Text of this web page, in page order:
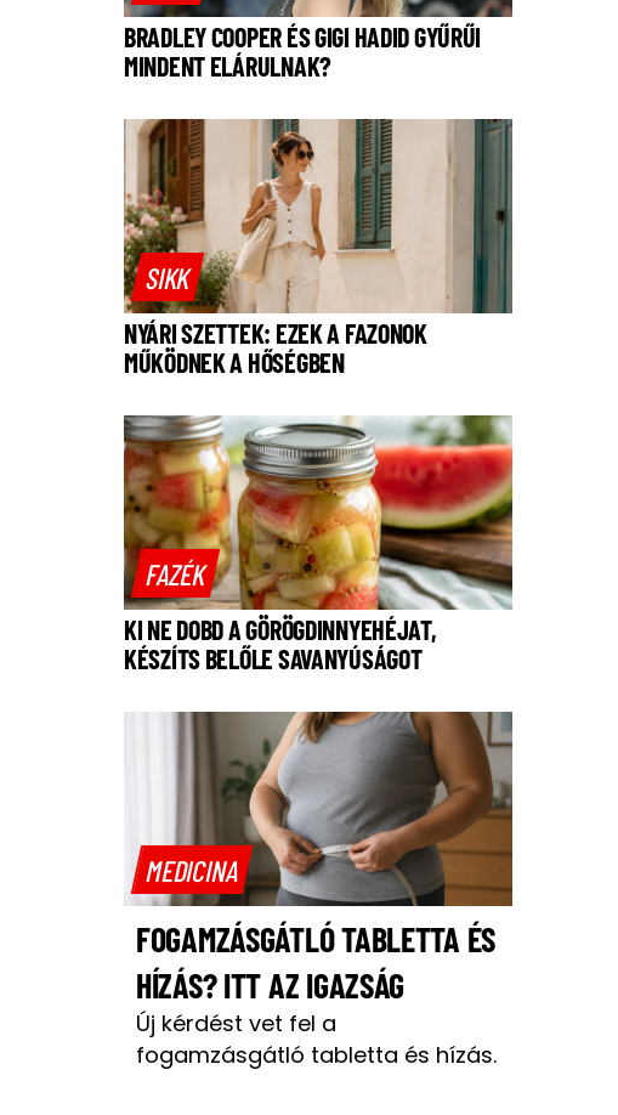
BRADLEY COOPER ÉS GIGI HADID GYŰRŰI
MINDENT ELÁRULNAK?
SIKK
NYÁRI SZETTEK: EZEK A FAZONOK
MŰKÖDNEK A HŐSÉGBEN
FAZÉK
KI NE DOBD A GÖRÖGDINNYEHÉJAT,
KÉSZÍTS BELŐLE SAVANYÚSÁGOT
MEDICINA
FOGAMZÁSGÁTLÓ TABLETTA ÉS
HÍZÁS? ITT AZ IGAZSÁG
Új kérdést vet fel a
fogamzásgátló tabletta és hízás.